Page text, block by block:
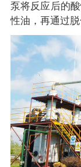
泵将反应后的
性油，再通过脱